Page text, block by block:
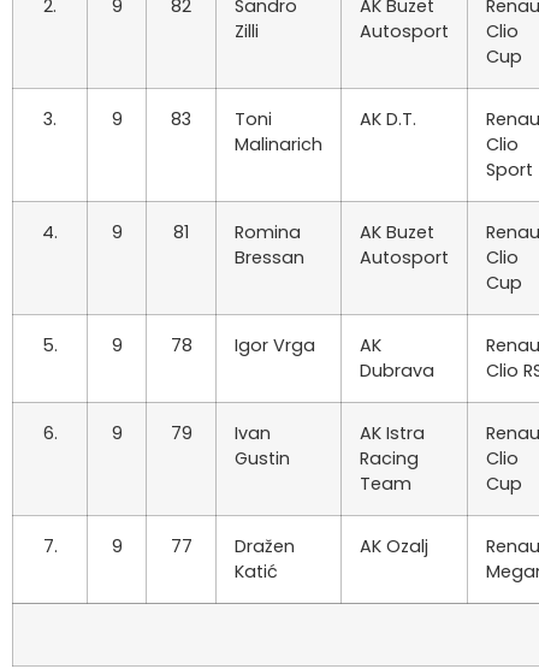
2. 9 82
Sandro
Zilli
AK Buzet
Autosport
Clio
Cup
3. 9 83
Toni
Malinarich
AK D.T.
Clio
Sport
4. 9 81
Romina
Bressan
AK Buzet
Autosport
Clio
Cup
5. 9 78 Igor Vrga
AK
Dubrava
Clio
6. 9 79
Ivan
Gustin
AK Istra
Racing
Team
Clio
Cup
7. 9 77
Dražen
Katić
AK Ozalj